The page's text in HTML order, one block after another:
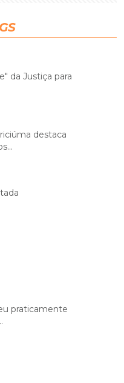
da Justiça para
destaca
praticamente